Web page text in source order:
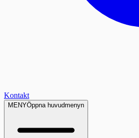
Kontakt
MENYÖppna huvudmenyn